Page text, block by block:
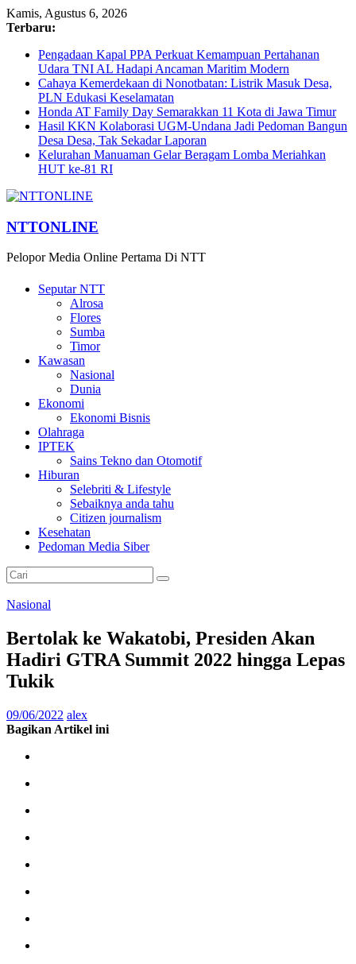
Kamis, Agustus 6, 2026
Terbaru:
Pengadaan Kapal PPA Perkuat Kemampuan Pertahanan
Udara TNI AL Hadapi Ancaman Maritim Modern
Cahaya Kemerdekaan di Nonotbatan: Listrik Masuk Desa,
PLN Edukasi Keselamatan
Honda AT Family Day Semarakkan 11 Kota di Jawa Timur
Hasil KKN Kolaborasi UGM-Undana Jadi Pedoman Bangun
Desa Desa, Tak Sekadar Laporan
Kelurahan Manuaman Gelar Beragam Lomba Meriahkan
HUT ke-81 RI
NTTONLINE
Pelopor Media Online Pertama Di NTT
Seputar NTT
Alrosa
Flores
Sumba
Timor
Kawasan
Nasional
Dunia
Ekonomi
Ekonomi Bisnis
Olahraga
IPTEK
Sains Tekno dan Otomotif
Hiburan
Selebriti & Lifestyle
Sebaiknya anda tahu
Citizen journalism
Kesehatan
Pedoman Media Siber
Nasional
Bertolak ke Wakatobi, Presiden Akan
Hadiri GTRA Summit 2022 hingga Lepas
Tukik
09/06/2022 alex
Bagikan Artikel ini